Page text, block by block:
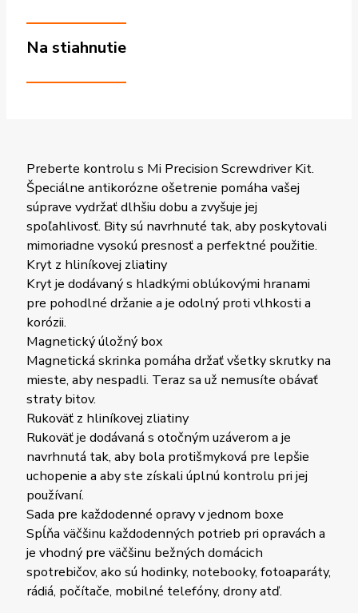
Na stiahnutie
Preberte kontrolu s Mi Precision Screwdriver Kit.
Špeciálne antikorózne ošetrenie pomáha vašej
súprave vydržať dlhšiu dobu a zvyšuje jej
spoľahlivosť. Bity sú navrhnuté tak, aby poskytovali
mimoriadne vysokú presnosť a perfektné použitie.
Kryt z hliníkovej zliatiny
Kryt je dodávaný s hladkými oblúkovými hranami
pre pohodlné držanie a je odolný proti vlhkosti a
korózii.
Magnetický úložný box
Magnetická skrinka pomáha držať všetky skrutky na
mieste, aby nespadli. Teraz sa už nemusíte obávať
straty bitov.
Rukoväť z hliníkovej zliatiny
Rukoväť je dodávaná s otočným uzáverom a je
navrhnutá tak, aby bola protišmyková pre lepšie
uchopenie a aby ste získali úplnú kontrolu pri jej
používaní.
Sada pre každodenné opravy v jednom boxe
Spĺňa väčšinu každodenných potrieb pri opravách a
je vhodný pre väčšinu bežných domácich
spotrebičov, ako sú hodinky, notebooky, fotoaparáty,
rádiá, počítače, mobilné telefóny, drony atď.